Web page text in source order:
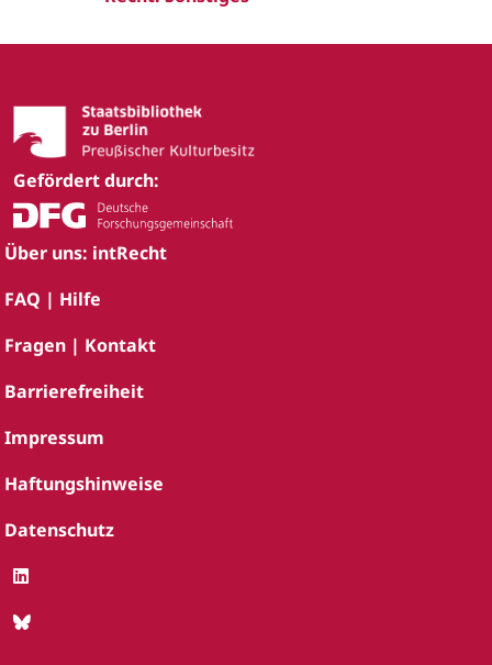
Gefördert durch:
Über uns: intRecht
FAQ | Hilfe
Fragen | Kontakt
Barrierefreiheit
Impressum
Haftungshinweise
Datenschutz